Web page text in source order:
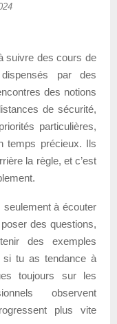
suivre des cours de
par des
des notions
de sécurité,
particulières,
temps précieux. Ils
la règle, et c’est
à écouter
des questions,
des exemples
si tu as tendance à
toujours sur les
observent
plus vite